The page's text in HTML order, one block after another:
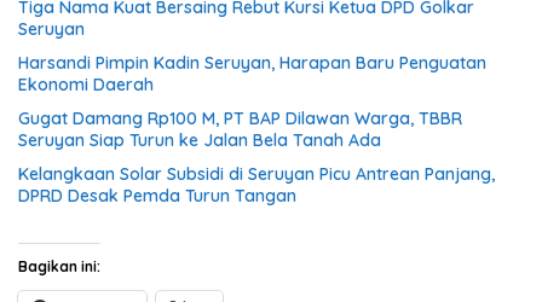
Tiga Nama Kuat Bersaing Rebut Kursi Ketua DPD Golkar
Seruyan
Harsandi Pimpin Kadin Seruyan, Harapan Baru Penguatan
Ekonomi Daerah
Gugat Damang Rp100 M, PT BAP Dilawan Warga, TBBR
Seruyan Siap Turun ke Jalan Bela Tanah Ada
Kelangkaan Solar Subsidi di Seruyan Picu Antrean Panjang,
DPRD Desak Pemda Turun Tangan
Bagikan ini: